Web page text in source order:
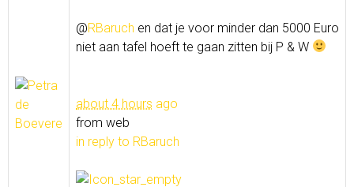
@RBaruch en dat je voor minder dan 5000 Euro
niet aan tafel hoeft te gaan zitten bij P & W
about 4 hours ago
from web
in reply to RBaruch